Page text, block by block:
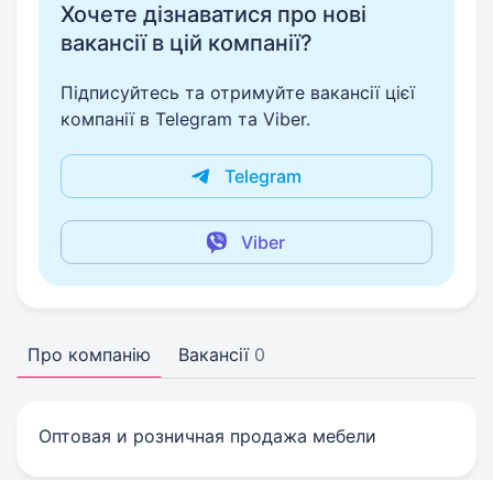
Хочете дізнаватися про нові
вакансії в цій компанії?
Підписуйтесь та отримуйте вакансії цієї
компанії в Telegram та Viber.
Telegram
Viber
Про компанію Вакансії 0
Оптовая и розничная продажа мебели